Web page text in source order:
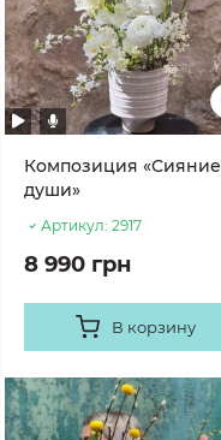
Композиция «Сияние
души»
Артикул: 2917
8 990 грн
В корзину